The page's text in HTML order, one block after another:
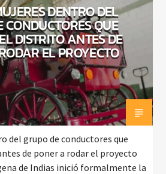
DENTRO DEL
CONDUCTORES QUE
DISTRITO ANTES DE
EL PROYECTO
del grupo de conductores que
de poner a rodar el proyecto
de Indias inició formalmente la